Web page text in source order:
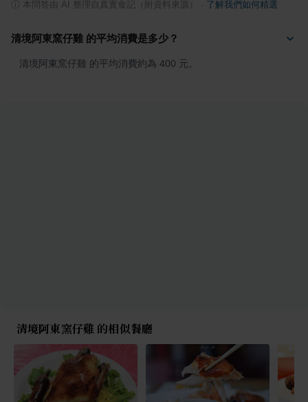
本問答由 AI 整理自真實食記（附資料來源） 了解我們如何精選
清境阿東窯仔雞 的平均消費是多少？
清境阿東窯仔雞 的平均消費約為 400 元。
清境阿東窯仔雞 的相似餐廳